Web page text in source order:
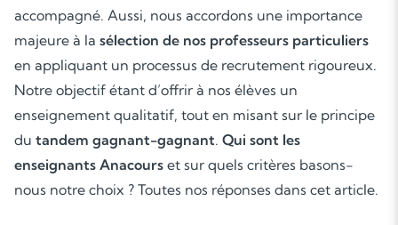
accompagné. Aussi, nous accordons une importance
majeure à la sélection de nos professeurs particuliers
en appliquant un processus de recrutement rigoureux.
Notre objectif étant d’offrir à nos élèves un
enseignement qualitatif, tout en misant sur le principe
du tandem gagnant-gagnant. Qui sont les
enseignants Anacours et sur quels critères basons-
nous notre choix ? Toutes nos réponses dans cet article.